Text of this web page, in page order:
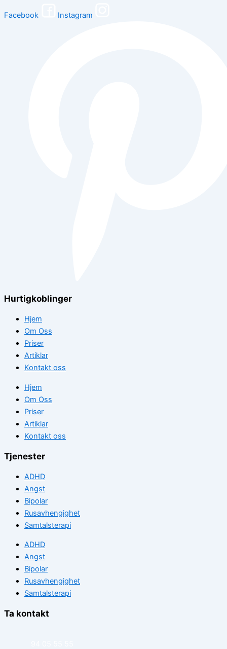
Facebook Instagram
Hurtigkoblinger
Hjem
Om Oss
Priser
Artiklar
Kontakt oss
Hjem
Om Oss
Priser
Artiklar
Kontakt oss
Tjenester
ADHD
Angst
Bipolar
Rusavhengighet
Samtalsterapi
ADHD
Angst
Bipolar
Rusavhengighet
Samtalsterapi
Ta kontakt